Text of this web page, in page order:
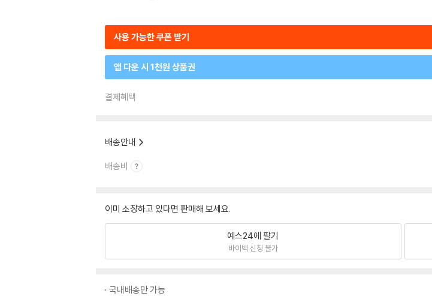
사용 가능한 쿠폰 받기
앱 다운 시 1천원 상품권
결제혜택
배송안내
배송비
이미 소장하고 있다면 판매해 보세요.
예스24에 팔기
바이백 신청 불가
국내배송만 가능